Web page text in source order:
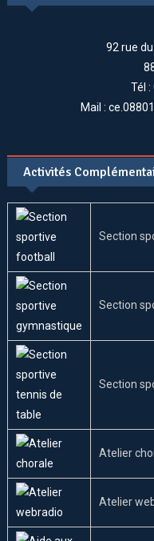
92 rue
Tél :
Mail :
Activités
Section
Section
Section
Atelier
Atelier